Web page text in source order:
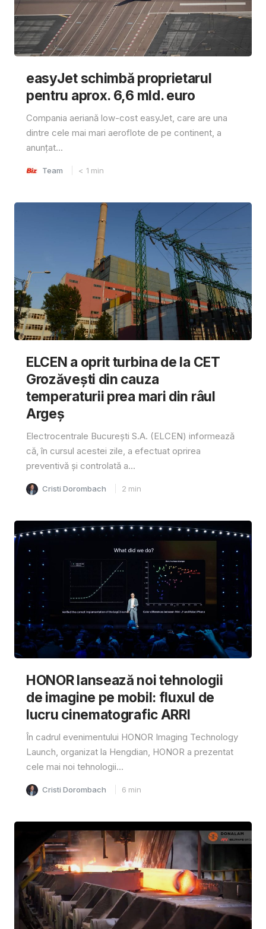
easyJet schimbă proprietarul
pentru aprox. 6,6 mld. euro
Compania aeriană low-cost easyJet, care are una
dintre cele mai mari aeroflote de pe continent, a
anunțat...
Team < 1 min
ELCEN a oprit turbina de la CET
Grozăvești din cauza
temperaturii prea mari din râul
Argeș
Electrocentrale București S.A. (ELCEN) informează
că, în cursul acestei zile, a efectuat oprirea
preventivă și controlată a...
Cristi Dorombach 2 min
HONOR lansează noi tehnologii
de imagine pe mobil: fluxul de
lucru cinematografic ARRI
În cadrul evenimentului HONOR Imaging Technology
Launch, organizat la Hengdian, HONOR a prezentat
cele mai noi tehnologii...
Cristi Dorombach 6 min